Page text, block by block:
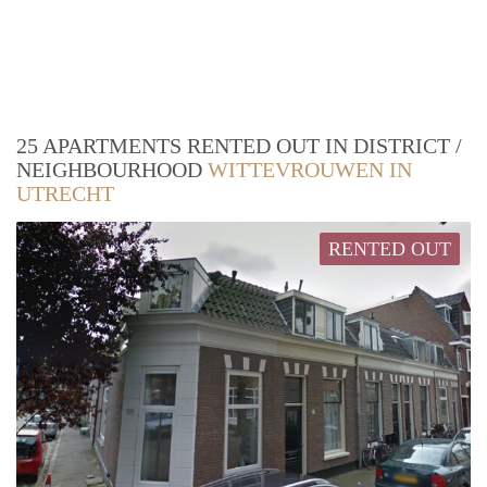
25 APARTMENTS RENTED OUT IN DISTRICT /
NEIGHBOURHOOD WITTEVROUWEN IN
UTRECHT
RENTED OUT